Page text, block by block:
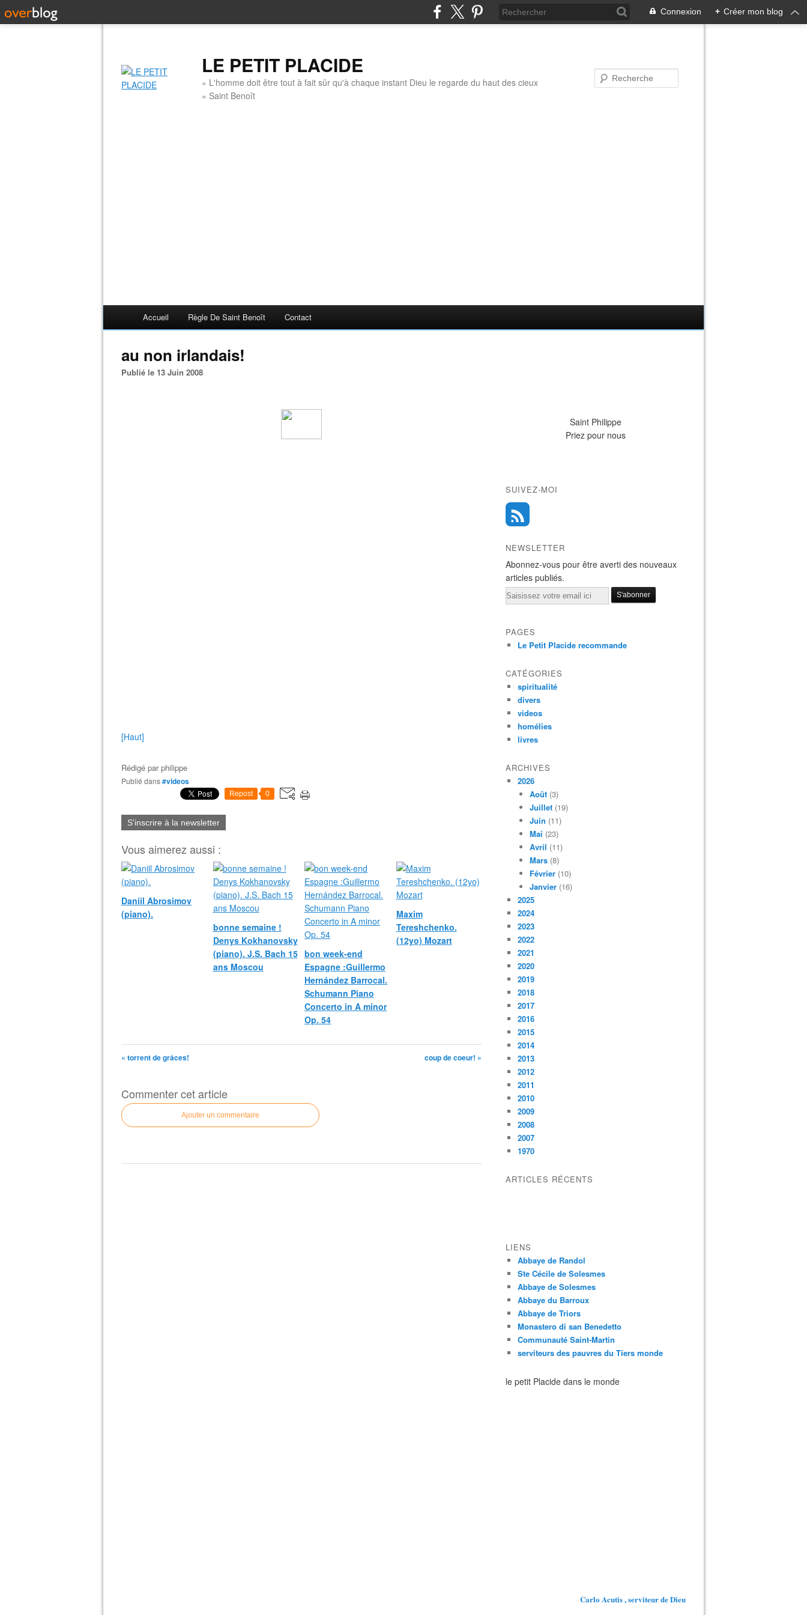
Connexion + Créer mon blog
LE PETIT PLACIDE
« L'homme doit être tout à fait sûr qu'à chaque instant Dieu le regarde du haut des cieux
» Saint Benoît
Accueil Règle De Saint Benoît Contact
au non irlandais!
Publié le 13 Juin 2008
[Haut]
Rédigé parphilippe
Publié dans#videos
Repost 0
S'inscrire à la newsletter
Vous aimerez aussi :
Daniil Abrosimov
(piano).
bonne semaine !
Denys Kokhanovsky
(piano). J.S. Bach 15
ans Moscou
bon week-end
Espagne :Guillermo
Hernández Barrocal.
Schumann Piano
Concerto in A minor
Op. 54
Maxim
Tereshchenko.
(12yo) Mozart
« torrent de grâces! coup de coeur! »
Commenter cet article
Ajouter un commentaire
Saint Philippe
Priez pour nous
SUIVEZ-MOI
NEWSLETTER
Abonnez-vous pour être averti des nouveaux
articles publiés.
Email
PAGES
Le Petit Placide recommande
CATÉGORIES
spiritualité
divers
videos
homélies
livres
ARCHIVES
2026
Août (3)
Juillet (19)
Juin (11)
Mai (23)
Avril (11)
Mars (8)
Février (10)
Janvier (16)
2025
2024
2023
2022
2021
2020
2019
2018
2017
2016
2015
2014
2013
2012
2011
2010
2009
2008
2007
1970
ARTICLES RÉCENTS
LIENS
Abbaye de Randol
Ste Cécile de Solesmes
Abbaye de Solesmes
Abbaye du Barroux
Abbaye de Triors
Monastero di san Benedetto
Communauté Saint-Martin
serviteurs des pauvres du Tiers monde
le petit Placide dans le monde
Carlo Acutis , serviteur de Dieu